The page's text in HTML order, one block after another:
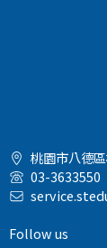
桃園市八德
03-3633550
Follow us